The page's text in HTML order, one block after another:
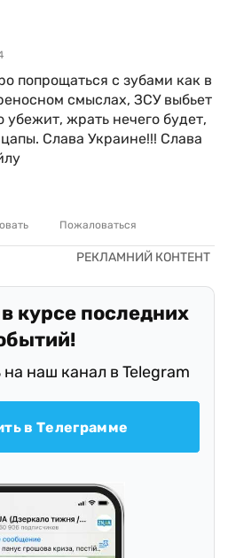
попрощаться с зубами как в
смыслах, ЗСУ выбьет
убежит, жрать нечего будет,
Слава Украине!!! Слава
Пожаловаться
курсе последних
наш канал в Telegram
в Телеграмме